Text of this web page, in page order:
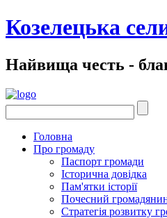
Козелецька
Найвища честь -
Головна
Про громаду
Паспорт громади
Історична довідка
Пам'ятки історії
Почесний
Стратегія розвитку